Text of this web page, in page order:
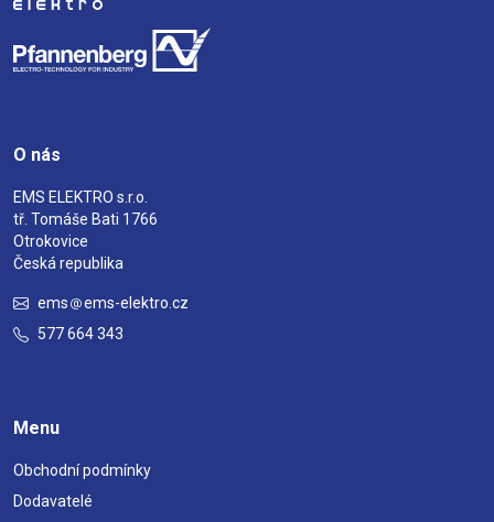
O nás
EMS ELEKTRO s.r.o.
tř. Tomáše Bati 1766
Otrokovice
Česká republika
ems
ems-elektro.cz
577 664 343
Menu
Obchodní podmínky
Dodavatelé